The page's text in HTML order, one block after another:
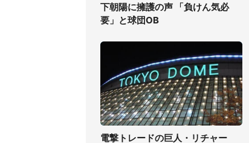
下朝陽に擁護の声 「負けん気必
要」と球団OB
電撃トレードの巨人・リチャー